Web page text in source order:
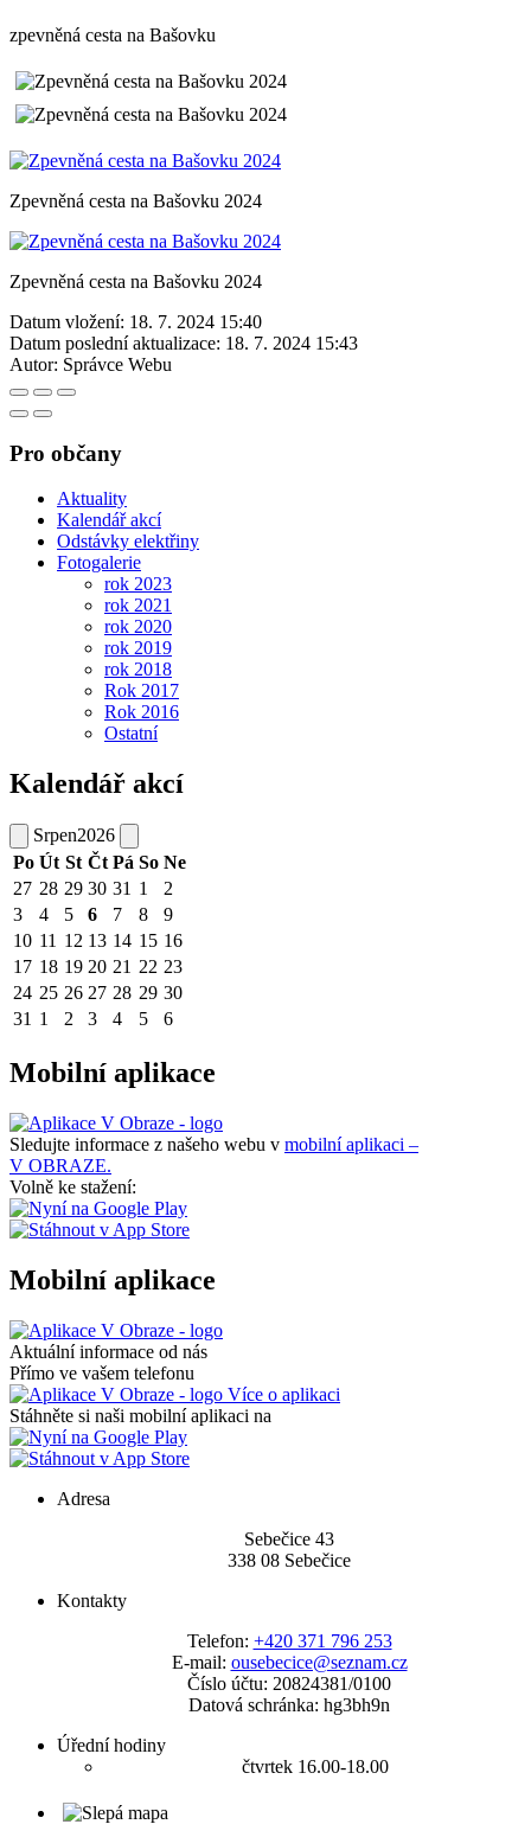
zpevněná cesta na Bašovku
Zpevněná cesta na Bašovku 2024
Zpevněná cesta na Bašovku 2024
Datum vložení: 18. 7. 2024 15:40
Datum poslední aktualizace: 18. 7. 2024 15:43
Autor: Správce Webu
Pro občany
Aktuality
Kalendář akcí
Odstávky elektřiny
Fotogalerie
rok 2023
rok 2021
rok 2020
rok 2019
rok 2018
Rok 2017
Rok 2016
Ostatní
Kalendář akcí
Srpen2026
Po Út St Čt Pá So Ne
27 28 29 30 31 1
2
3
4 5 6 7 8
9
10 11 12 13 14 15 16
17 18 19 20 21 22 23
24 25 26 27 28 29 30
31 1 2 3 4 5 6
Mobilní aplikace
Sledujte informace z našeho webu v mobilní aplikaci –
V OBRAZE.
Volně ke stažení:
Mobilní aplikace
Aktuální informace od nás
Přímo ve vašem telefonu
Více o aplikaci
Stáhněte si naši mobilní aplikaci na
Adresa
Sebečice 43
338 08 Sebečice
Kontakty
Telefon: +420 371 796 253
E-mail: ousebecice@seznam.cz
Číslo účtu: 20824381/0100
Datová schránka: hg3bh9n
Úřední hodiny
čtvrtek 16.00-18.00